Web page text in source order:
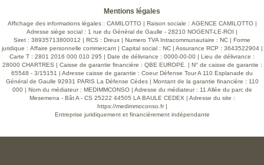
salle d'eau et un wc séparé. A l'étage, vous découvrirez un
grand palier avec espace dressing desservant 3 chambres.
Honoraires d'agence charge vendeur. Classe énergétique:
DPE E (326 kwh/m²/an en énergie primaire) / (176 kwh/m²/an
en énergie finale). GES: B (10 kg CO2/m²/an). Les
informations sur les risques auxquels ce bien est exposé
sont disponibles sur le site Géorisques :
www.georisques.gouv.fr. Barème consultable sur notre site
en page 5 de nos honoraires
Mentions légales
Affichage des informations légales : CAMILOTTO | Raison sociale : AGENCE CAMILOTTO |
Adresse siège social : 1 rue du Général de Gaulle - 28210 NOGENT-LE-ROI |
Siret : 38935713800012 | RCS : Dreux | Numero TVA Intracommunautaire : NC | Forme
juridique : Affaire personnelle commercant | Capital social : NC | Assurance RCP : 3643522904 |
Carte T : 2801 2016 000 010 295 | Date de délivrance : 0000-00-00 | Lieu de délivrance :
28000 CHARTRES | Caisse de garantie financière : QBE EUROPE. | N° de caisse de garantie :
65548 - 3/15151 | Adresse caisse de garantie : Coeur Défense Tour A 110 Esplanade du
Général de Gaulle 92931 PARIS La Défense Cédes | Montant de la garantie financière : 110
000 | Nom du médiateur : MEDIMMCONSO | Adresse du médiateur : 11 Allée du parc de
Mesemena - Bât A - CS 25222 44505 LA BAULE CEDEX | Adresse du site :
https://medimmoconso.fr|
Entreprise juridiquement et financièrement indépendante